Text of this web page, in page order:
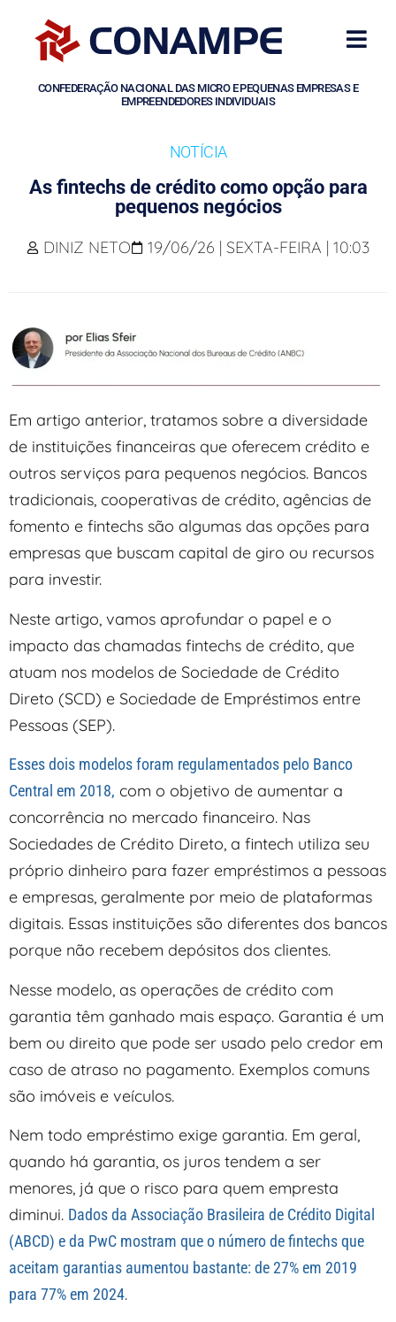
CONFEDERAÇÃO NACIONAL DAS MICRO E PEQUENAS EMPRESAS E
EMPREENDEDORES INDIVIDUAIS
NOTÍCIA
As fintechs de crédito como opção para
pequenos negócios
DINIZ NETO 19/06/26 | SEXTA-FEIRA | 10:03
Em artigo anterior, tratamos sobre a diversidade
de instituições financeiras que oferecem crédito e
outros serviços para pequenos negócios. Bancos
tradicionais, cooperativas de crédito, agências de
fomento e fintechs são algumas das opções para
empresas que buscam capital de giro ou recursos
para investir.
Neste artigo, vamos aprofundar o papel e o
impacto das chamadas fintechs de crédito, que
atuam nos modelos de Sociedade de Crédito
Direto (SCD) e Sociedade de Empréstimos entre
Pessoas (SEP).
Esses dois modelos foram regulamentados pelo Banco
Central em 2018, com o objetivo de aumentar a
concorrência no mercado financeiro. Nas
Sociedades de Crédito Direto, a fintech utiliza seu
próprio dinheiro para fazer empréstimos a pessoas
e empresas, geralmente por meio de plataformas
digitais. Essas instituições são diferentes dos bancos
porque não recebem depósitos dos clientes.
Nesse modelo, as operações de crédito com
garantia têm ganhado mais espaço. Garantia é um
bem ou direito que pode ser usado pelo credor em
caso de atraso no pagamento. Exemplos comuns
são imóveis e veículos.
Nem todo empréstimo exige garantia. Em geral,
quando há garantia, os juros tendem a ser
menores, já que o risco para quem empresta
diminui. Dados da Associação Brasileira de Crédito Digital
(ABCD) e da PwC mostram que o número de fintechs que
aceitam garantias aumentou bastante: de 27% em 2019
para 77% em 2024.